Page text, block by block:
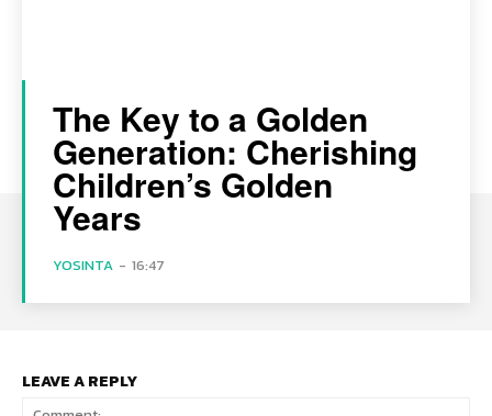
The Key to a Golden
Generation: Cherishing
Children’s Golden
Years
YOSINTA - 16:47
LEAVE A REPLY